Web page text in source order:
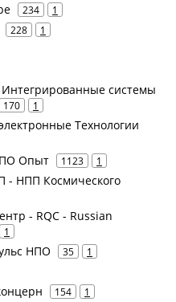
234 1
228 1
системы
170 1
Технологии
Опыт 1123 1
- НПП Космического
- RQC - Russian
1
НПО 35 1
154 1